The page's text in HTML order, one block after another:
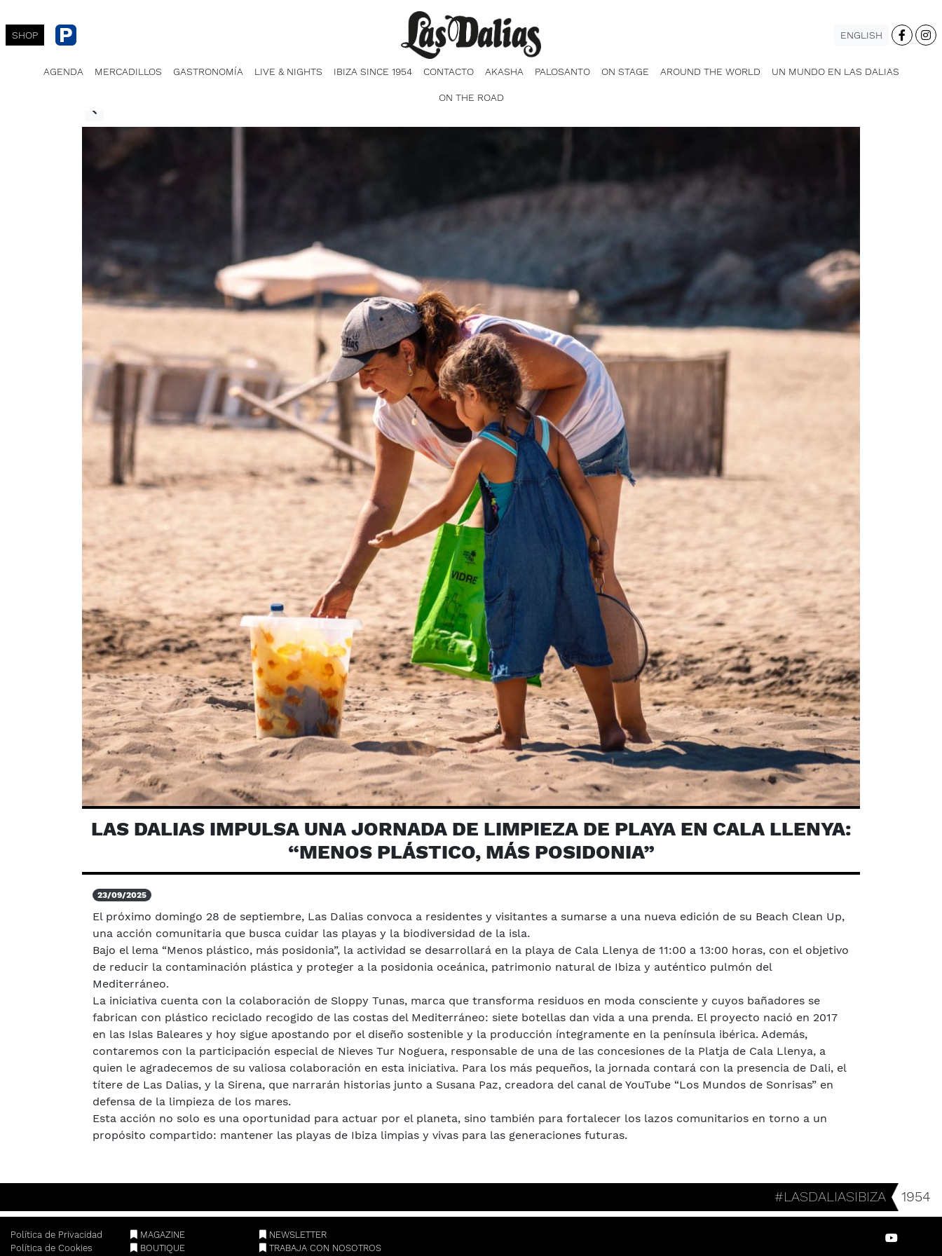
SHOP ENGLISH
AGENDA MERCADILLOS GASTRONOMÍA LIVE & NIGHTS IBIZA SINCE 1954 CONTACTO AKASHA PALOSANTO ON STAGE AROUND THE WORLD UN MUNDO EN LAS DALIAS
ON THE ROAD
LAS DALIAS IMPULSA UNA JORNADA DE LIMPIEZA DE PLAYA EN CALA LLENYA:
“MENOS PLÁSTICO, MÁS POSIDONIA”
23/09/2025
El próximo domingo 28 de septiembre, Las Dalias convoca a residentes y visitantes a sumarse a una nueva edición de su Beach Clean Up,
una acción comunitaria que busca cuidar las playas y la biodiversidad de la isla.
Bajo el lema “Menos plástico, más posidonia”, la actividad se desarrollará en la playa de Cala Llenya de 11:00 a 13:00 horas, con el objetivo
de reducir la contaminación plástica y proteger a la posidonia oceánica, patrimonio natural de Ibiza y auténtico pulmón del
Mediterráneo.
La iniciativa cuenta con la colaboración de Sloppy Tunas, marca que transforma residuos en moda consciente y cuyos bañadores se
fabrican con plástico reciclado recogido de las costas del Mediterráneo: siete botellas dan vida a una prenda. El proyecto nació en 2017
en las Islas Baleares y hoy sigue apostando por el diseño sostenible y la producción íntegramente en la península ibérica. Además,
contaremos con la participación especial de Nieves Tur Noguera, responsable de una de las concesiones de la Platja de Cala Llenya, a
quien le agradecemos de su valiosa colaboración en esta iniciativa. Para los más pequeños, la jornada contará con la presencia de Dali, el
títere de Las Dalias, y la Sirena, que narrarán historias junto a Susana Paz, creadora del canal de YouTube “Los Mundos de Sonrisas” en
defensa de la limpieza de los mares.
Esta acción no solo es una oportunidad para actuar por el planeta, sino también para fortalecer los lazos comunitarios en torno a un
propósito compartido: mantener las playas de Ibiza limpias y vivas para las generaciones futuras.
#LASDALIASIBIZA 1954
Política de Privacidad
Política de Cookies
MAGAZINE
BOUTIQUE
NEWSLETTER
TRABAJA CON NOSOTROS